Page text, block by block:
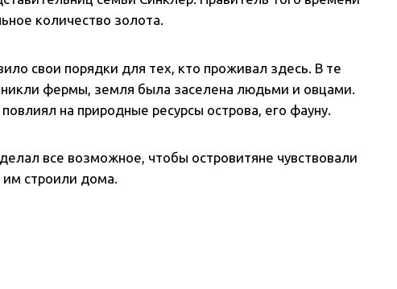
количество золота.
свои порядки для тех, кто проживал здесь. В те
фермы, земля была заселена людьми и овцами.
на природные ресурсы острова, его фауну.
все возможное, чтобы островитяне чувствовали
строили дома.